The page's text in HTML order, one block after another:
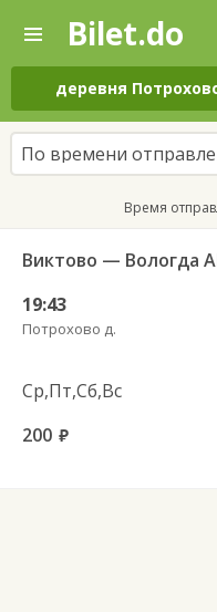
—
Поиск
и
покупка
билетов
на
автобус
онлайн
Bilet.do
деревня
По времени
Время
Виктово — Вологда
19:43
Потрохово д.
Ср,Пт,Сб,Вс
200 руб.